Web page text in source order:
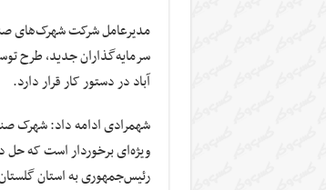
مدیرعامل شرکت شهرک‌های
سرمایه‌گذاران جدید، طرح
آباد در دستور کار قرار دارد.
شهمرادی ادامه داد: شهرک
ویژه‌ای برخوردار است که حل
رئیس‌جمهوری به استان